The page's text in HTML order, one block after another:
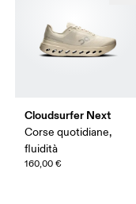
Cloudsurfer Next
Corse quotidiane,
fluidità
160,00 €